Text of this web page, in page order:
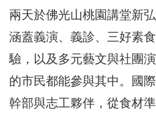
兩天於佛光山桃園講堂新
涵蓋義演、義診、三好素
驗，以及多元藝文與社團
的市民都能參與其中。國
幹部與志工夥伴，從食材